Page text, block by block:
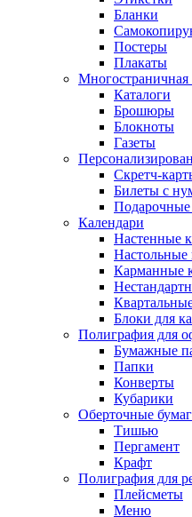
Бланки
Постеры
Плакаты
Каталоги
Брошюры
Блокноты
Газеты
Скретч-
Билеты с
Календари
Настенные
Настольные
Карманные
Блоки для
Полиграфия для
Бумажные
Папки
Конверты
Кубарики
Оберточные
Тишью
Пергамент
Крафт
Полиграфия для
Плейсметы
Меню